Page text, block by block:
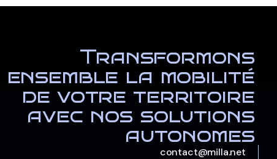
Transformons
ensemble la mobilité
de votre territoire
avec nos solutions
autonomes
contact@milla.net